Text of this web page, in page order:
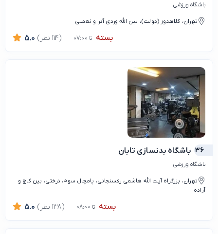
باشگاه ورزشی
تهران، کلاهدوز (دولت)، بین الله وردی آذر و نعمتی
بسته تا 07:00 5.0 (114 نظر)
36 باشگاه بدنسازی تابان
باشگاه ورزشی
تهران، بزرگراه آیت الله هاشمی رفسنجانی، پامچال سوم، درختی، بین کاج و
آزاده
بسته تا 08:00 5.0 (138 نظر)